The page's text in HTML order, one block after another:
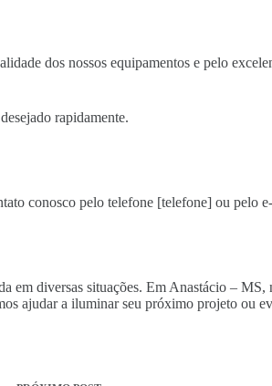
dos nossos equipamentos e pelo
rapidamente.
conosco pelo telefone [telefone] ou pelo
diversas situações. Em Anastácio – MS,
ajudar a iluminar seu próximo projeto ou